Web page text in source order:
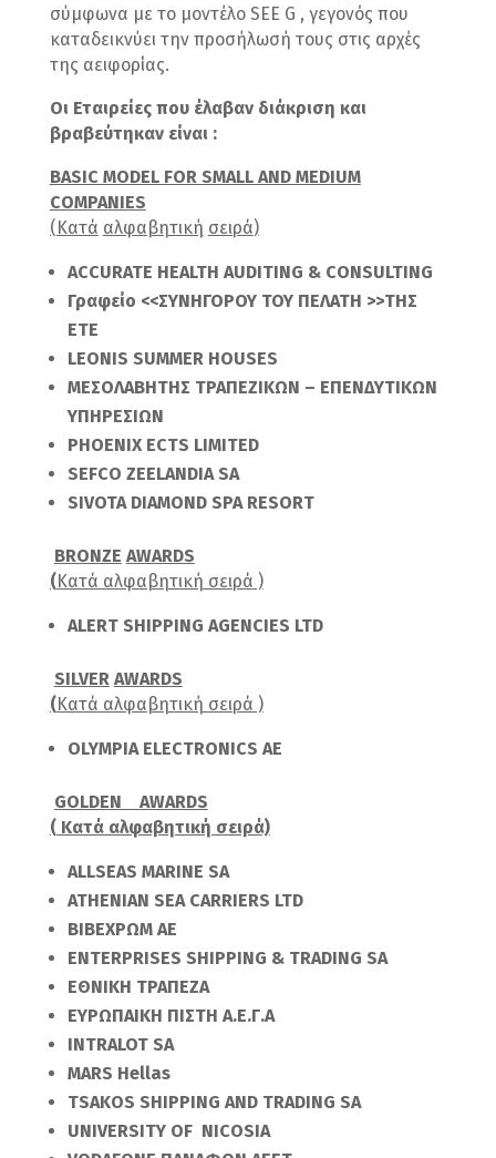
σύμφωνα με το μοντέλο SEE G , γεγονός που
καταδεικνύει την προσήλωσή τους στις αρχές
της αειφορίας.
Οι Εταιρείες που έλαβαν διάκριση και
βραβεύτηκαν είναι :
BASIC MODEL FOR SMALL AND MEDIUM
COMPANIES
(Κατά αλφαβητική σειρά)
ACCURATE HEALTH AUDITING & CONSULTING
Γραφείο <<ΣΥΝΗΓΟΡΟΥ ΤΟΥ ΠΕΛΑΤΗ >>ΤΗΣ
ΕΤΕ
LEONIS SUMMER HOUSES
ΜΕΣΟΛΑΒΗΤΗΣ ΤΡΑΠΕΖΙΚΩΝ – ΕΠΕΝΔΥΤΙΚΩΝ
ΥΠΗΡΕΣΙΩΝ
PHOENIX ECTS LIMITED
SEFCO ZEELANDIA SA
SIVOTADIAMOND SPA RESORT
BRONZE AWARDS
(Κατά αλφαβητική σειρά )
ALERT SHIPPING AGENCIES LTD
SILVER AWARDS
(Κατά αλφαβητική σειρά )
ΟLYMPIA ELECTRONICS AE
GOLDEΝ AWARDS
( Κατά αλφαβητική σειρά)
ALLSEAS MARINE SA
ATHENIAN SEA CARRIERS LTD
BIBEXΡΩΜ ΑΕ
ENTERPRISES SHIPPING & TRADING SA
ΕΘΝΙΚΗ ΤΡΑΠΕΖΑ
ΕΥΡΩΠΑΙΚΗ ΠΙΣΤΗ Α.Ε.Γ.Α
INTRALOT SA
MARS Hellas
TSAKOS SHIPPING AND TRADING SA
UNIVERSITY OF NICOSIA